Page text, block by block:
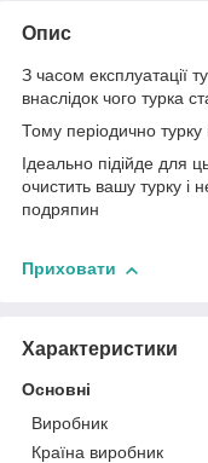
Опис
З часом експлуатації
внаслідок чого турка
Тому періодично турку
Ідеально підійде для
очистить вашу турку і
подряпин
Приховати
Характеристики
Основні
Виробник
Країна виробник